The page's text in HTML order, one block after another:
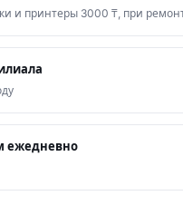
и принтеры 3000 ₸, при
ежедневно